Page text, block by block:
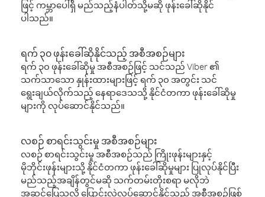
ဖြင့် ကမ္ဘာပေါ်ရှိ မည်သည့်နံပါတ်သို့မဆို ဖုန်းခေါ်ဆိုနိုင်
ပါသည်။
ရက် ၃၀ ဖုန်းခေါ်ဆိုနိုင်သည့် အစီအစဉ်များ
ရက် ၃၀ ဖုန်းခေါ်ဆိုမှု အစီအစဉ်ဖြင့် သင်သည် Viber ၏
သက်သာသော နှုန်းထားများဖြင့် ရက် ၃၀ အတွင်း သင်
ရွေးချယ်လိုက်သည့် နေရာဒေသသို့ နိုင်ငံတကာ ဖုန်းခေါ်ဆိုမှု
များကို လုပ်ဆောင်နိုင်သည်။
လစဉ် စာရင်းသွင်းမှု အစီအစဉ်များ
လစဉ် စာရင်းသွင်းမှု အစီအစဉ်သည် ကြိုးဖုန်းများနှင့်
မိုဘိုင်းဖုန်းများသို့ နိုင်ငံတကာ ဖုန်းခေါ်ဆိုမှုများ ပြုလုပ်နိုင်ပြီး
မည်သည့်အချိန်တွင်မဆို သက်တမ်းတိုးစရာ မလိုဘဲ
အဆင်ပြေသလို ပြောင်းလဲလုပ်ဆောင်နိုင်သည့် အစီအစဉ်ဖြစ်